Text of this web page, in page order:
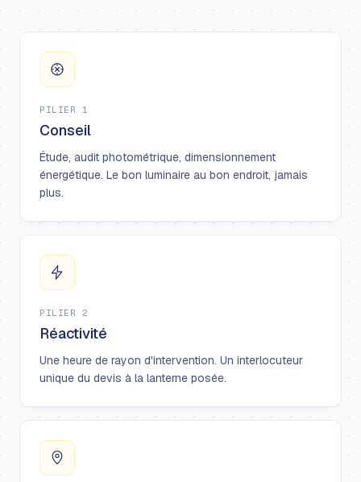
PILIER 1
Conseil
Étude, audit photométrique, dimensionnement
énergétique. Le bon luminaire au bon endroit, jamais
plus.
PILIER 2
Réactivité
Une heure de rayon d'intervention. Un interlocuteur
unique du devis à la lanterne posée.